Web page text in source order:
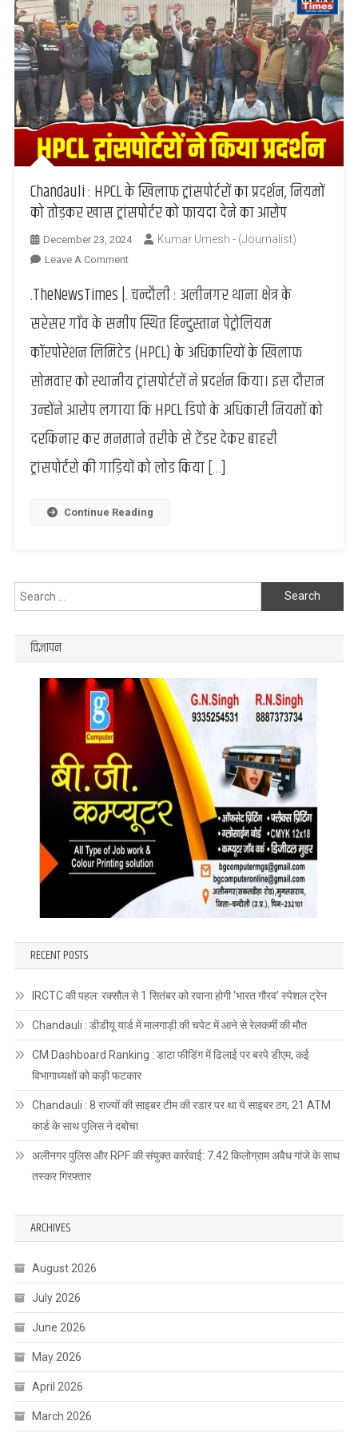
Chandauli : HPCL के खिलाफ ट्रांसपोर्टरों का प्रदर्शन, नियमों
को तोड़कर खास ट्रांसपोर्टर को फायदा देने का आरोप
December 23, 2024 Kumar Umesh - (Journalist)
Leave A CommentOn
HPCL
के
खिलाफ
का
प्रदर्शन,
को
तोड़कर
को
.TheNewsTimes |. चन्दौली : अलीनगर थाना क्षेत्र के
सरेसर गाँव के समीप स्थित हिन्दुस्तान पेट्रोलियम
कॉरपोरेशन लिमिटेड (HPCL) के अधिकारियों के खिलाफ
सोमवार को स्थानीय ट्रांसपोर्टरों ने प्रदर्शन किया। इस दौरान
उन्होंने आरोप लगाया कि HPCL डिपो के अधिकारी नियमों को
दरकिनार कर मनमाने तरीके से टेंडर देकर बाहरी
ट्रांसपोर्टरो की गाड़ियों को लोड किया […]
Continue Reading
Search
for:
विज्ञापन
RECENT POSTS
IRCTC की पहल: रक्सौल से 1 सितंबर को रवाना होगी ‘भारत गौरव’ स्पेशल ट्रेन
Chandauli : डीडीयू यार्ड में मालगाड़ी की चपेट में आने से रेलकर्मी की मौत
CM Dashboard Ranking : डाटा फीडिंग में ढिलाई पर बरपे डीएम, कई
विभागाध्यक्षों को कड़ी फटकार
Chandauli : 8 राज्यों की साइबर टीम की रडार पर था ये साइबर ठग, 21 ATM
कार्ड के साथ पुलिस ने दबोचा
अलीनगर पुलिस और RPF की संयुक्त कार्रवाई: 7.42 किलोग्राम अवैध गांजे के साथ
तस्कर गिरफ्तार
ARCHIVES
August 2026
July 2026
June 2026
May 2026
April 2026
March 2026